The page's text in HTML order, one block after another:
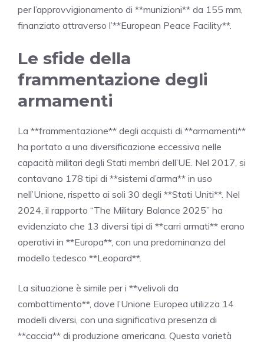
per l’approvvigionamento di **munizioni** da 155 mm,
finanziato attraverso l’**European Peace Facility**.
Le sfide della
frammentazione degli
armamenti
La **frammentazione** degli acquisti di **armamenti**
ha portato a una diversificazione eccessiva nelle
capacità militari degli Stati membri dell’UE. Nel 2017, si
contavano 178 tipi di **sistemi d’arma** in uso
nell’Unione, rispetto ai soli 30 degli **Stati Uniti**. Nel
2024, il rapporto “The Military Balance 2025” ha
evidenziato che 13 diversi tipi di **carri armati** erano
operativi in **Europa**, con una predominanza del
modello tedesco **Leopard**.
La situazione è simile per i **velivoli da
combattimento**, dove l’Unione Europea utilizza 14
modelli diversi, con una significativa presenza di
**caccia** di produzione americana. Questa varietà